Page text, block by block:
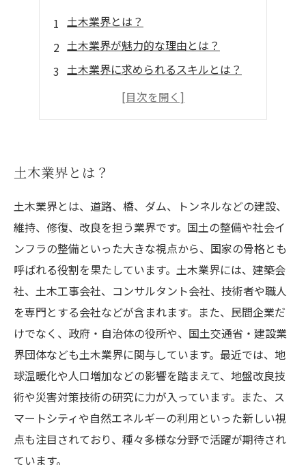
土木業界とは？
土木業界が魅力的な理由とは？
土木業界に求められるスキルとは？
土木業界で働く上で必要な資格とは？
土木業界でのキャリアアップと将来性
土木業界とは？
土木業界とは、道路、橋、ダム、トンネルなどの建設、
維持、修復、改良を担う業界です。国土の整備や社会イ
ンフラの整備といった大きな視点から、国家の骨格とも
呼ばれる役割を果たしています。土木業界には、建築会
社、土木工事会社、コンサルタント会社、技術者や職人
を専門とする会社などが含まれます。また、民間企業だ
けでなく、政府・自治体の役所や、国土交通省・建設業
界団体なども土木業界に関与しています。最近では、地
球温暖化や人口増加などの影響を踏まえて、地盤改良技
術や災害対策技術の研究に力が入っています。また、ス
マートシティや自然エネルギーの利用といった新しい視
点も注目されており、種々多様な分野で活躍が期待され
ています。